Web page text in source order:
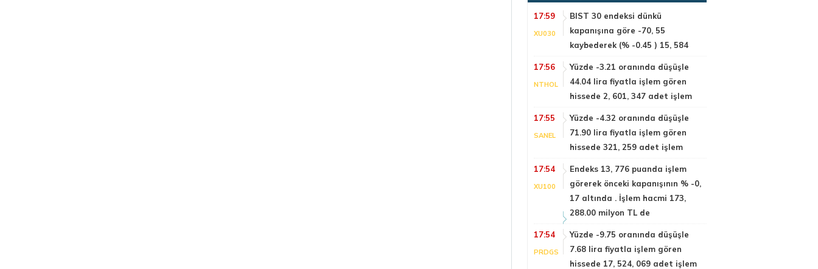
17:59
XU030
BIST 30 endeksi dünkü
kapanışına göre -70, 55
kaybederek (% -0.45 ) 15, 584
17:56
NTHOL
Yüzde -3.21 oranında düşüşle
44.04 lira fiyatla işlem gören
hissede 2, 601, 347 adet işlem
17:55
SANEL
Yüzde -4.32 oranında düşüşle
71.90 lira fiyatla işlem gören
hissede 321, 259 adet işlem
17:54
XU100
Endeks 13, 776 puanda işlem
görerek önceki kapanışının % -0,
17 altında . İşlem hacmi 173,
288.00 milyon TL de
17:54
PRDGS
Yüzde -9.75 oranında düşüşle
7.68 lira fiyatla işlem gören
hissede 17, 524, 069 adet işlem